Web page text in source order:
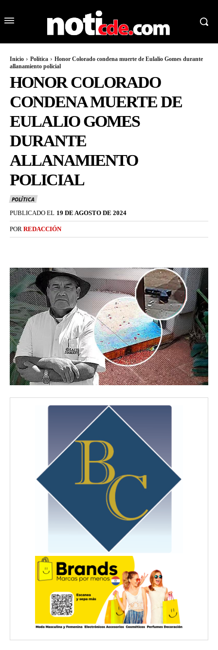
Inicio Política
Honor Colorado condena muerte de Eulalio Gomes durante
allanamiento policial
HONOR COLORADO
CONDENA MUERTE DE
EULALIO GOMES
DURANTE
ALLANAMIENTO
POLICIAL
POLÍTICA
PUBLICADO EL 19 DE AGOSTO DE 2024
POR REDACCIÓN